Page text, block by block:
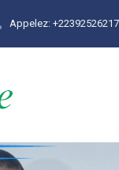
Appelez: +22392526217